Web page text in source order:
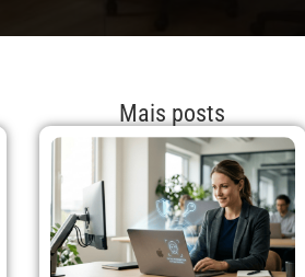
Mais posts